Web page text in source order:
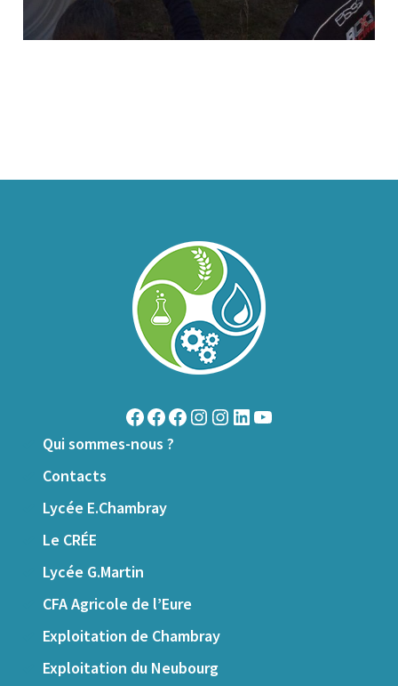
Facebook Facebook Facebook Instagram Instagram LinkedIn YouTube
Qui sommes-nous ?
Contacts
Lycée E.Chambray
Le CRÉE
Lycée G.Martin
CFA Agricole de l’Eure
Exploitation de Chambray
Exploitation du Neubourg